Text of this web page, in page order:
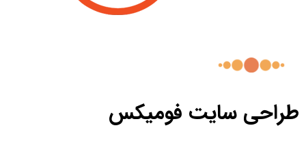
طراحی سایت فومیکس